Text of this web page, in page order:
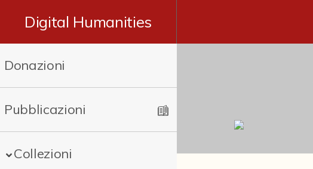
Digital Humanities
Donazioni
Pubblicazioni
Collezioni